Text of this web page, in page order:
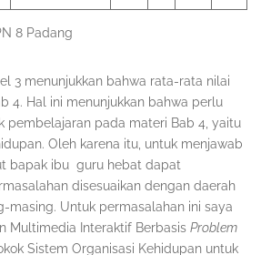
8 Padang
bahwa rata-rata nilai
4. Hal ini menunjukkan bahwa perlu
pembelajaran pada materi Bab 4, yaitu
Oleh karena itu, untuk menjawab
bapak ibu guru hebat dapat
disesuaikan dengan daerah
masing. Untuk permasalahan ini saya
Multimedia Interaktif Berbasis Problem
Sistem Organisasi Kehidupan untuk